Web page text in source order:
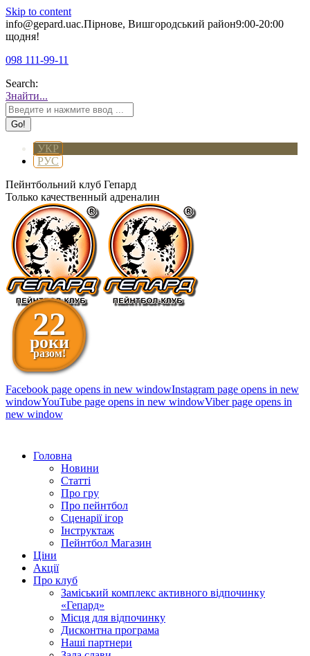
Skip to content
info@gepard.uaс.Пірнове, Вишгородський район9:00-20:00
щодня!
098 111-99-11
Search:
Знайти...
УКР
РУС
Пейнтбольний клуб Гепард
Только качественный адреналин
22
роки
разом!
Facebook page opens in new windowInstagram page opens in new
windowYouTube page opens in new windowViber page opens in
new window
Головна
Новини
Статті
Про гру
Про пейнтбол
Сценарії ігор
Інструктаж
Пейнтбол Магазин
Ціни
Акції
Про клуб
Заміський комплекс активного відпочинку
«Гепард»
Місця для відпочинку
Дисконтна програма
Наші партнери